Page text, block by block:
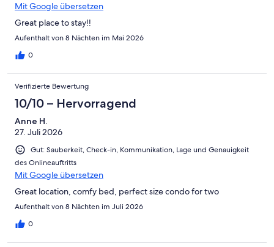
Mit Google übersetzen
Great place to stay!!
Aufenthalt von 8 Nächten im Mai 2026
0
Verifizierte Bewertung
10/10 – Hervorragend
Anne H.
27. Juli 2026
Gut: Sauberkeit, Check-in, Kommunikation, Lage und Genauigkeit
des Onlineauftritts
Mit Google übersetzen
Great location, comfy bed, perfect size condo for two
Aufenthalt von 8 Nächten im Juli 2026
0